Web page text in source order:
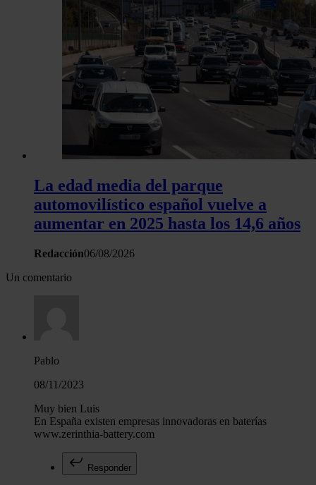
La edad media del parque
automovilístico español vuelve a
aumentar en 2025 hasta los 14,6 años
Redacción06/08/2026
Un comentario
Pablo
08/11/2023
Muy bien Luis
En España existen empresas innovadoras en baterías
www.zerinthia-battery.com
Responder